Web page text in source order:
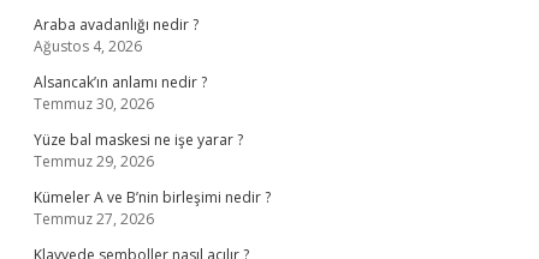
Araba avadanlığı nedir ?
Ağustos 4, 2026
Alsancak’ın anlamı nedir ?
Temmuz 30, 2026
Yüze bal maskesi ne işe yarar ?
Temmuz 29, 2026
Kümeler A ve B’nin birleşimi nedir ?
Temmuz 27, 2026
Klavyede semboller nasıl açılır ?